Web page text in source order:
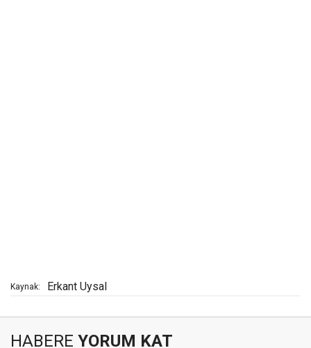
Kaynak: Erkant Uysal
HABERE YORUM KAT